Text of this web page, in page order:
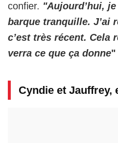
confier. "Aujourd’hui,
barque tranquille. J’ai
c’est très récent. Cela
verra ce que ça donne"
Cyndie et Jauffrey,